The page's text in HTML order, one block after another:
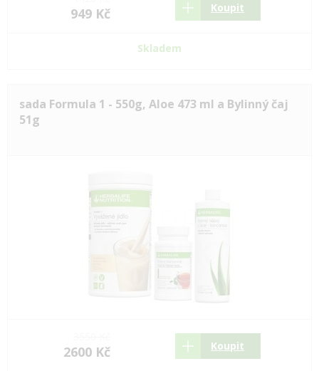
949 Kč Koupit
Skladem
sada Formula 1 - 550g, Aloe 473 ml a Bylinný čaj
51g
2600 Kč Koupit